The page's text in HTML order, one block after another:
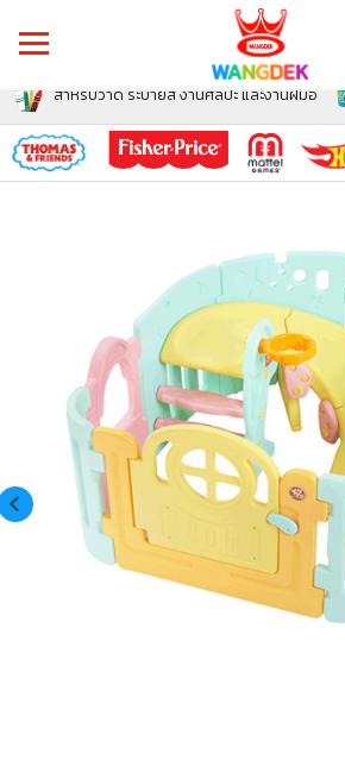
สำหรับวาด ระบายสี งานศิลปะ และงานฝีมือ